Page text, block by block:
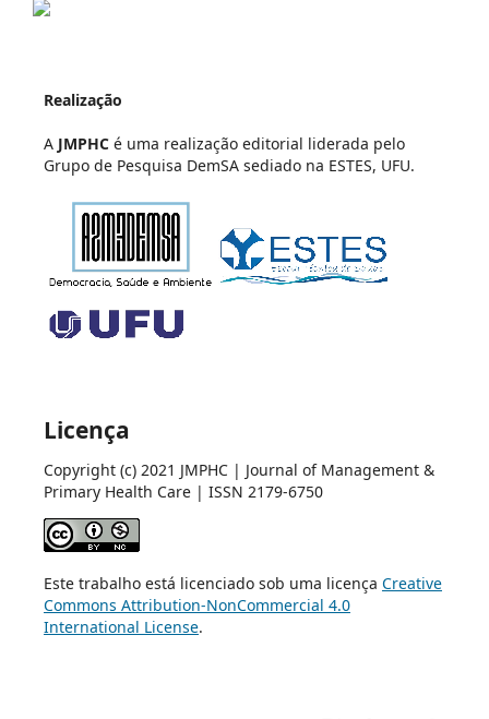
Realização
A JMPHCé uma realização editorial liderada pelo
Grupo de Pesquisa DemSA sediado na ESTES, UFU.
Licença
Copyright (c) 2021 JMPHC | Journal of Management &
Primary Health Care | ISSN 2179-6750
Este trabalho está licenciado sob uma licença Creative
Commons Attribution-NonCommercial 4.0
International License.